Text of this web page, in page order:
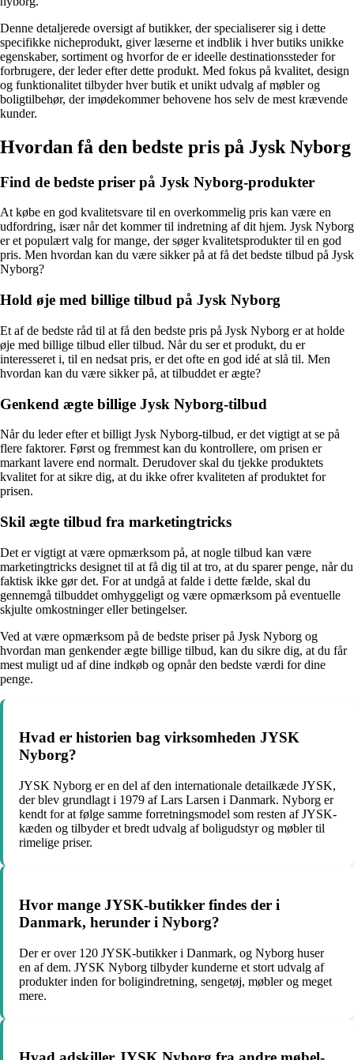
Denne detaljerede oversigt af butikker, der specialiserer sig i dette
specifikke nicheprodukt, giver læserne et indblik i hver butiks unikke
egenskaber, sortiment og hvorfor de er ideelle destinationssteder for
forbrugere, der leder efter dette produkt. Med fokus på kvalitet, design
og funktionalitet tilbyder hver butik et unikt udvalg af møbler og
boligtilbehør, der imødekommer behovene hos selv de mest krævende
kunder.
Hvordan få den bedste pris på Jysk Nyborg
Find de bedste priser på Jysk Nyborg-produkter
At købe en god kvalitetsvare til en overkommelig pris kan være en
udfordring, især når det kommer til indretning af dit hjem. Jysk Nyborg
er et populært valg for mange, der søger kvalitetsprodukter til en god
pris. Men hvordan kan du være sikker på at få det bedste tilbud på Jysk
Nyborg?
Hold øje med billige tilbud på Jysk Nyborg
Et af de bedste råd til at få den bedste pris på Jysk Nyborg er at holde
øje med billige tilbud eller tilbud. Når du ser et produkt, du er
interesseret i, til en nedsat pris, er det ofte en god idé at slå til. Men
hvordan kan du være sikker på, at tilbuddet er ægte?
Genkend ægte billige Jysk Nyborg-tilbud
Når du leder efter et billigt Jysk Nyborg-tilbud, er det vigtigt at se på
flere faktorer. Først og fremmest kan du kontrollere, om prisen er
markant lavere end normalt. Derudover skal du tjekke produktets
kvalitet for at sikre dig, at du ikke ofrer kvaliteten af produktet for
prisen.
Skil ægte tilbud fra marketingtricks
Det er vigtigt at være opmærksom på, at nogle tilbud kan være
marketingtricks designet til at få dig til at tro, at du sparer penge, når du
faktisk ikke gør det. For at undgå at falde i dette fælde, skal du
gennemgå tilbuddet omhyggeligt og være opmærksom på eventuelle
skjulte omkostninger eller betingelser.
Ved at være opmærksom på de bedste priser på Jysk Nyborg og
hvordan man genkender ægte billige tilbud, kan du sikre dig, at du får
mest muligt ud af dine indkøb og opnår den bedste værdi for dine
penge.
Hvad er historien bag virksomheden JYSK
Nyborg?
JYSK Nyborg er en del af den internationale detailkæde JYSK,
der blev grundlagt i 1979 af Lars Larsen i Danmark. Nyborg er
kendt for at følge samme forretningsmodel som resten af JYSK-
kæden og tilbyder et bredt udvalg af boligudstyr og møbler til
rimelige priser.
Hvor mange JYSK-butikker findes der i
Danmark, herunder i Nyborg?
Der er over 120 JYSK-butikker i Danmark, og Nyborg huser
en af dem. JYSK Nyborg tilbyder kunderne et stort udvalg af
produkter inden for boligindretning, sengetøj, møbler og meget
mere.